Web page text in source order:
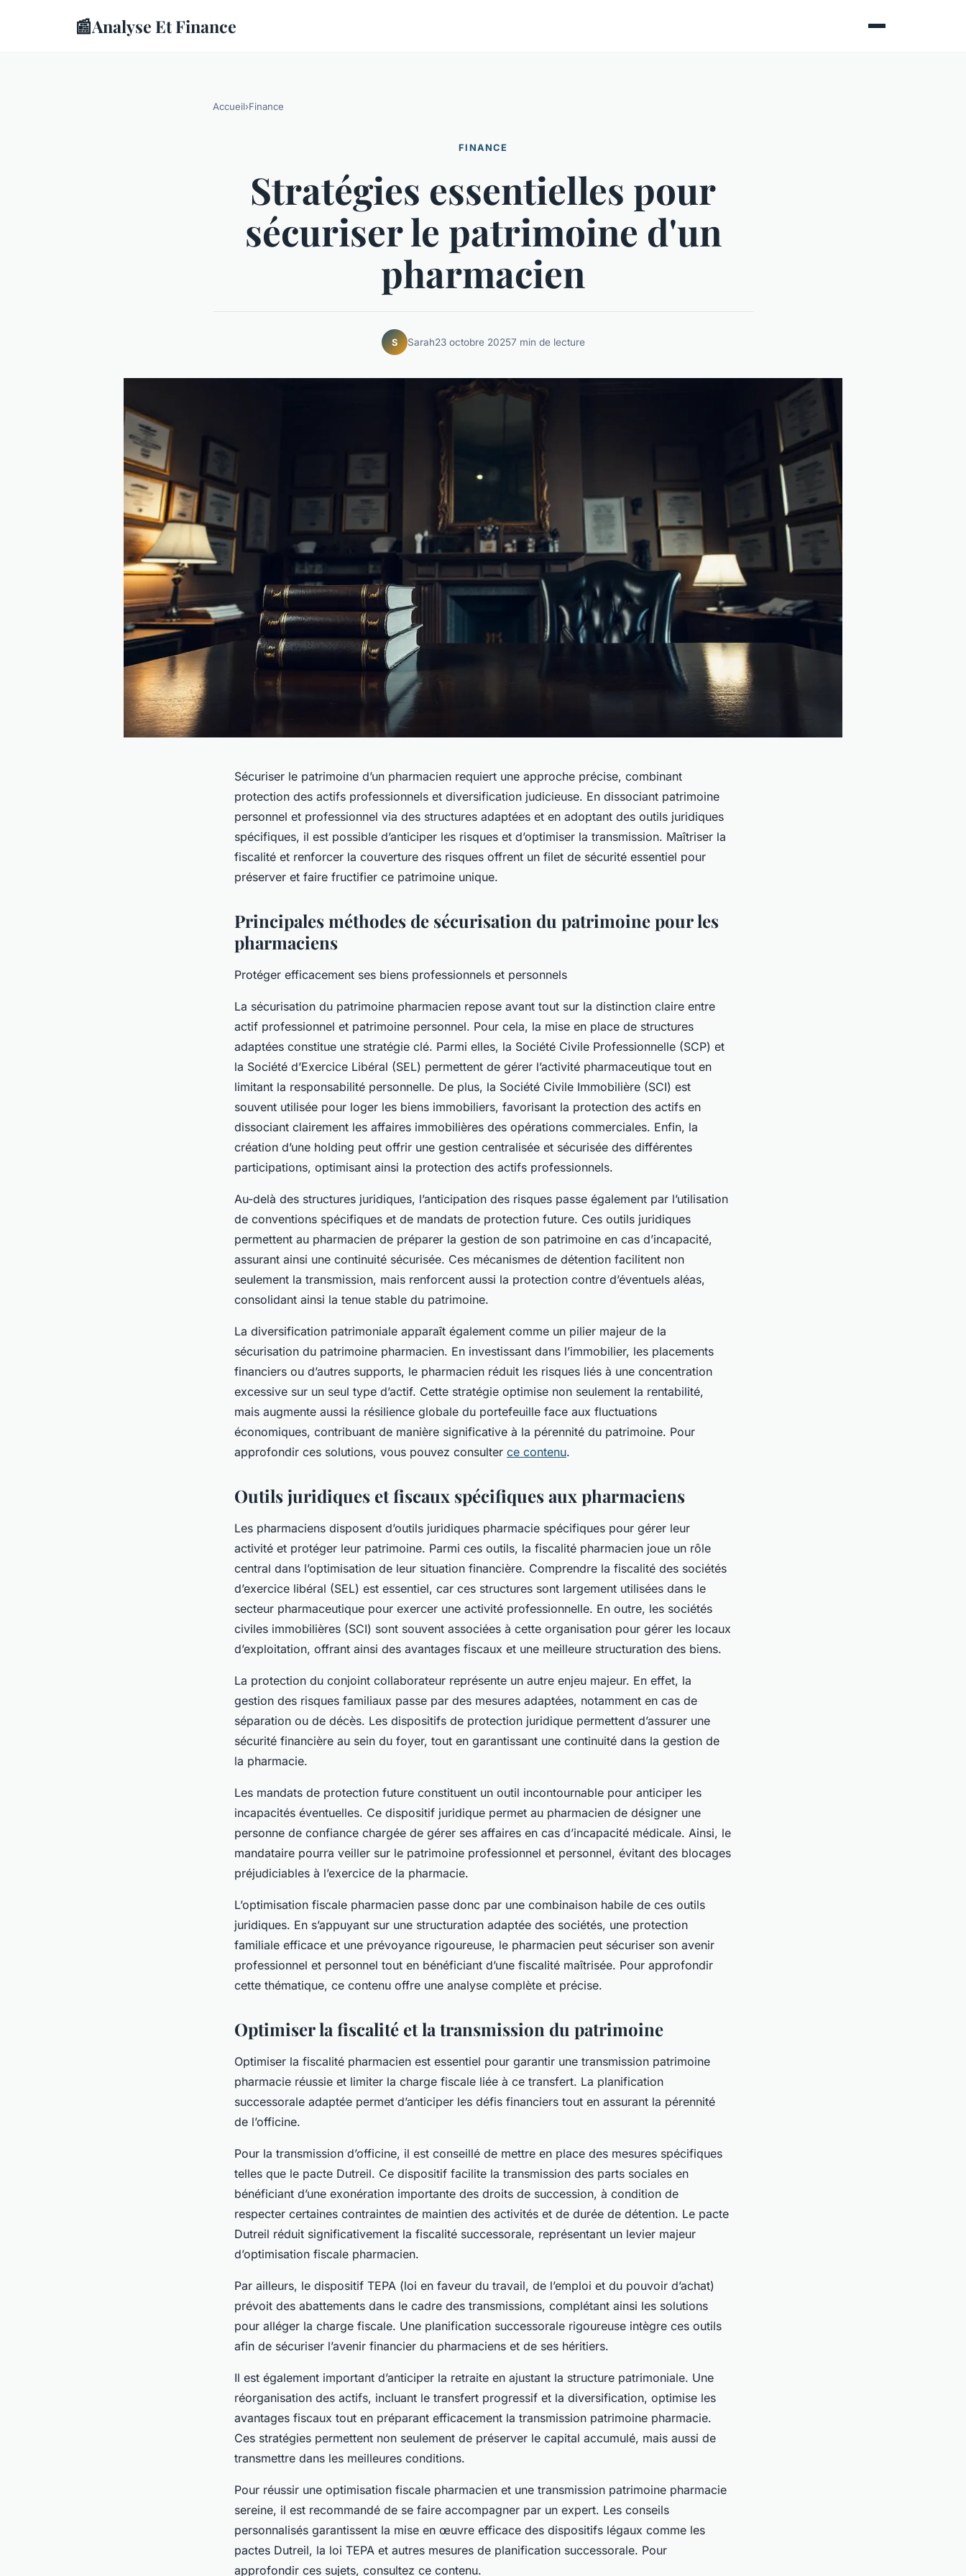
📰Analyse Et Finance
Accueil›Finance
FINANCE
Stratégies essentielles pour
sécuriser le patrimoine d'un
pharmacien
S Sarah23 octobre 20257 min de lecture
Sécuriser le patrimoine d’un pharmacien requiert une approche précise, combinant
protection des actifs professionnels et diversification judicieuse. En dissociant patrimoine
personnel et professionnel via des structures adaptées et en adoptant des outils juridiques
spécifiques, il est possible d’anticiper les risques et d’optimiser la transmission. Maîtriser la
fiscalité et renforcer la couverture des risques offrent un filet de sécurité essentiel pour
préserver et faire fructifier ce patrimoine unique.
Principales méthodes de sécurisation du patrimoine pour les
pharmaciens
Protéger efficacement ses biens professionnels et personnels
La sécurisation du patrimoine pharmacien repose avant tout sur la distinction claire entre
actif professionnel et patrimoine personnel. Pour cela, la mise en place de structures
adaptées constitue une stratégie clé. Parmi elles, la Société Civile Professionnelle (SCP) et
la Société d’Exercice Libéral (SEL) permettent de gérer l’activité pharmaceutique tout en
limitant la responsabilité personnelle. De plus, la Société Civile Immobilière (SCI) est
souvent utilisée pour loger les biens immobiliers, favorisant la protection des actifs en
dissociant clairement les affaires immobilières des opérations commerciales. Enfin, la
création d’une holding peut offrir une gestion centralisée et sécurisée des différentes
participations, optimisant ainsi la protection des actifs professionnels.
Au-delà des structures juridiques, l’anticipation des risques passe également par l’utilisation
de conventions spécifiques et de mandats de protection future. Ces outils juridiques
permettent au pharmacien de préparer la gestion de son patrimoine en cas d’incapacité,
assurant ainsi une continuité sécurisée. Ces mécanismes de détention facilitent non
seulement la transmission, mais renforcent aussi la protection contre d’éventuels aléas,
consolidant ainsi la tenue stable du patrimoine.
La diversification patrimoniale apparaît également comme un pilier majeur de la
sécurisation du patrimoine pharmacien. En investissant dans l’immobilier, les placements
financiers ou d’autres supports, le pharmacien réduit les risques liés à une concentration
excessive sur un seul type d’actif. Cette stratégie optimise non seulement la rentabilité,
mais augmente aussi la résilience globale du portefeuille face aux fluctuations
économiques, contribuant de manière significative à la pérennité du patrimoine. Pour
approfondir ces solutions, vous pouvez consulter ce contenu.
Outils juridiques et fiscaux spécifiques aux pharmaciens
Les pharmaciens disposent d’outils juridiques pharmacie spécifiques pour gérer leur
activité et protéger leur patrimoine. Parmi ces outils, la fiscalité pharmacien joue un rôle
central dans l’optimisation de leur situation financière. Comprendre la fiscalité des sociétés
d’exercice libéral (SEL) est essentiel, car ces structures sont largement utilisées dans le
secteur pharmaceutique pour exercer une activité professionnelle. En outre, les sociétés
civiles immobilières (SCI) sont souvent associées à cette organisation pour gérer les locaux
d’exploitation, offrant ainsi des avantages fiscaux et une meilleure structuration des biens.
La protection du conjoint collaborateur représente un autre enjeu majeur. En effet, la
gestion des risques familiaux passe par des mesures adaptées, notamment en cas de
séparation ou de décès. Les dispositifs de protection juridique permettent d’assurer une
sécurité financière au sein du foyer, tout en garantissant une continuité dans la gestion de
la pharmacie.
Les mandats de protection future constituent un outil incontournable pour anticiper les
incapacités éventuelles. Ce dispositif juridique permet au pharmacien de désigner une
personne de confiance chargée de gérer ses affaires en cas d’incapacité médicale. Ainsi, le
mandataire pourra veiller sur le patrimoine professionnel et personnel, évitant des blocages
préjudiciables à l’exercice de la pharmacie.
L’optimisation fiscale pharmacien passe donc par une combinaison habile de ces outils
juridiques. En s’appuyant sur une structuration adaptée des sociétés, une protection
familiale efficace et une prévoyance rigoureuse, le pharmacien peut sécuriser son avenir
professionnel et personnel tout en bénéficiant d’une fiscalité maîtrisée. Pour approfondir
cette thématique, ce contenu offre une analyse complète et précise.
Optimiser la fiscalité et la transmission du patrimoine
Optimiser la fiscalité pharmacien est essentiel pour garantir une transmission patrimoine
pharmacie réussie et limiter la charge fiscale liée à ce transfert. La planification
successorale adaptée permet d’anticiper les défis financiers tout en assurant la pérennité
de l’officine.
Pour la transmission d’officine, il est conseillé de mettre en place des mesures spécifiques
telles que le pacte Dutreil. Ce dispositif facilite la transmission des parts sociales en
bénéficiant d’une exonération importante des droits de succession, à condition de
respecter certaines contraintes de maintien des activités et de durée de détention. Le pacte
Dutreil réduit significativement la fiscalité successorale, représentant un levier majeur
d’optimisation fiscale pharmacien.
Par ailleurs, le dispositif TEPA (loi en faveur du travail, de l’emploi et du pouvoir d’achat)
prévoit des abattements dans le cadre des transmissions, complétant ainsi les solutions
pour alléger la charge fiscale. Une planification successorale rigoureuse intègre ces outils
afin de sécuriser l’avenir financier du pharmaciens et de ses héritiers.
Il est également important d’anticiper la retraite en ajustant la structure patrimoniale. Une
réorganisation des actifs, incluant le transfert progressif et la diversification, optimise les
avantages fiscaux tout en préparant efficacement la transmission patrimoine pharmacie.
Ces stratégies permettent non seulement de préserver le capital accumulé, mais aussi de
transmettre dans les meilleures conditions.
Pour réussir une optimisation fiscale pharmacien et une transmission patrimoine pharmacie
sereine, il est recommandé de se faire accompagner par un expert. Les conseils
personnalisés garantissent la mise en œuvre efficace des dispositifs légaux comme les
pactes Dutreil, la loi TEPA et autres mesures de planification successorale. Pour
approfondir ces sujets, consultez ce contenu.